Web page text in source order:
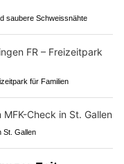
saubere Schweissnähte
für Familien
St. Gallen